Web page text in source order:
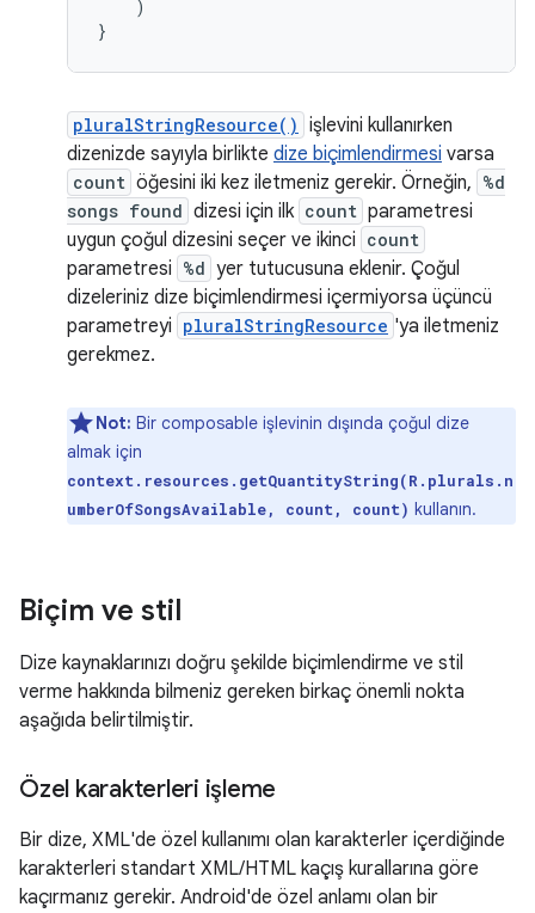
)
}
pluralStringResource() işlevini kullanırken
dizenizde sayıyla birlikte dize biçimlendirmesi varsa
count öğesini iki kez iletmeniz gerekir. Örneğin, %d
songs found dizesi için ilk count parametresi
uygun çoğul dizesini seçer ve ikinci count
parametresi %d yer tutucusuna eklenir. Çoğul
dizeleriniz dize biçimlendirmesi içermiyorsa üçüncü
parametreyi pluralStringResource 'ya iletmeniz
gerekmez.
Not: Bir composable işlevinin dışında çoğul dize
almak için
context.resources.getQuantityString(R.plurals.n
umberOfSongsAvailable, count, count) kullanın.
Biçim ve stil
Dize kaynaklarınızı doğru şekilde biçimlendirme ve stil
verme hakkında bilmeniz gereken birkaç önemli nokta
aşağıda belirtilmiştir.
Özel karakterleri işleme
Bir dize, XML'de özel kullanımı olan karakterler içerdiğinde
karakterleri standart XML/HTML kaçış kurallarına göre
kaçırmanız gerekir. Android'de özel anlamı olan bir